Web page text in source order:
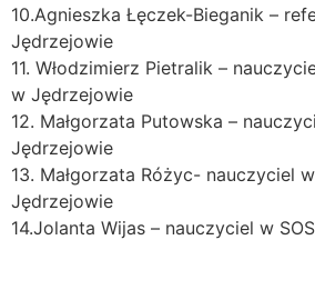
10.Agnieszka Łęczek-Bieganik –
Jędrzejowie
11. Włodzimierz Pietralik –
w Jędrzejowie
12. Małgorzata Putowska –
Jędrzejowie
13. Małgorzata Różyc- nauczyciel
Jędrzejowie
14.Jolanta Wijas – nauczyciel w